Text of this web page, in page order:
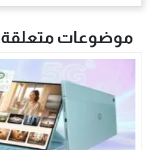
موضوعات متعلقة